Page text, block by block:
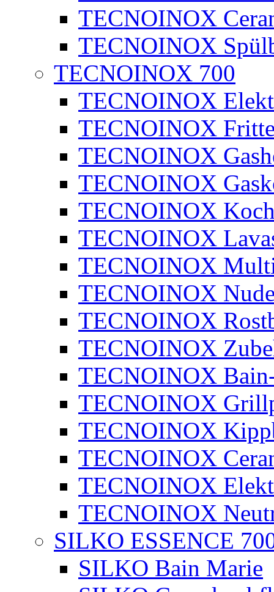
TECNOINOX
TECNOINOX
TECNOINOX 700
TECNOINOX
TECNOINOX
TECNOINOX
TECNOINOX
TECNOINOX
TECNOINOX
TECNOINOX
TECNOINOX
TECNOINOX
TECNOINOX
TECNOINOX
TECNOINOX
TECNOINOX
TECNOINOX
TECNOINOX
TECNOINOX
SILKO ESSENCE
SILKO Bain Marie